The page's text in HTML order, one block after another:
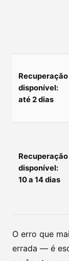
Recuperação
disponível:
até 2 dias
Recuperação
disponível:
10 a 14 dias
O erro que
errada — é